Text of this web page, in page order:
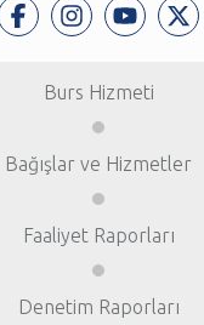
Burs Hizmeti
Bağışlar ve Hizmetler
Faaliyet Raporları
Denetim Raporları